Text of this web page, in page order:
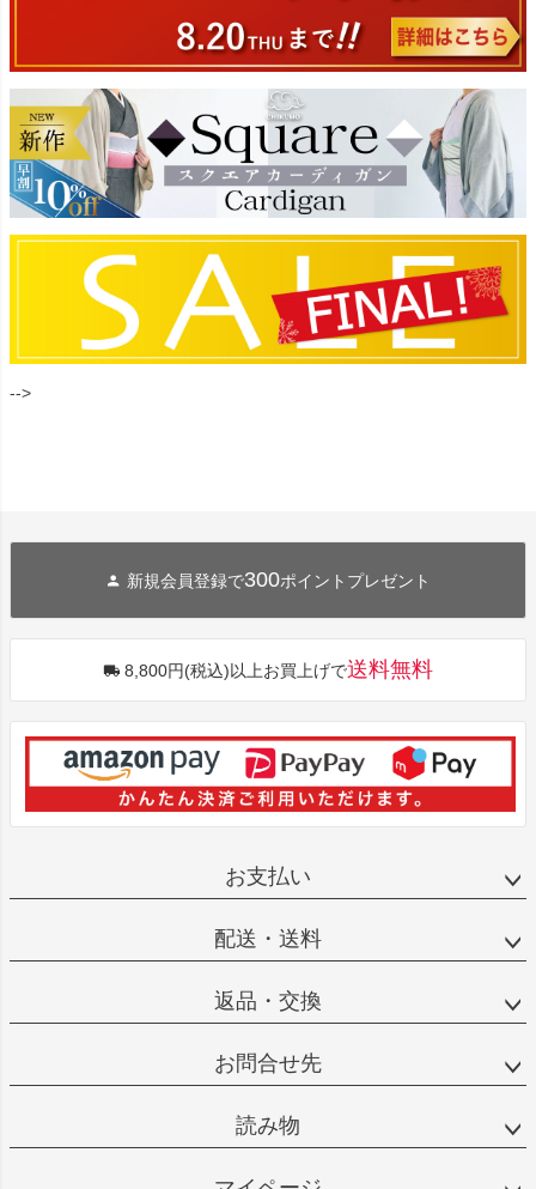
-->
新規会員登録で300ポイントプレゼント
8,800円(税込)以上お買上げで送料無料
お支払い
配送・送料
返品・交換
お問合せ先
読み物